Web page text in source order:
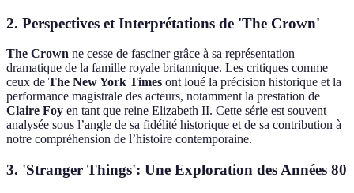
2. Perspectives et Interprétations de 'The Crown'
The Crown ne cesse de fasciner grâce à sa représentation
dramatique de la famille royale britannique. Les critiques comme
ceux de The New York Times ont loué la précision historique et la
performance magistrale des acteurs, notamment la prestation de
Claire Foy en tant que reine Elizabeth II. Cette série est souvent
analysée sous l’angle de sa fidélité historique et de sa contribution à
notre compréhension de l’histoire contemporaine.
3. 'Stranger Things': Une Exploration des Années 80